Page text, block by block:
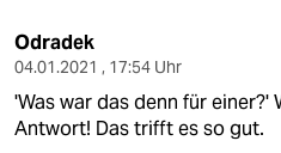
Odradek
04.01.2021 , 17:54 Uhr
'Was war das denn für einer?'
Antwort! Das trifft es so gut.